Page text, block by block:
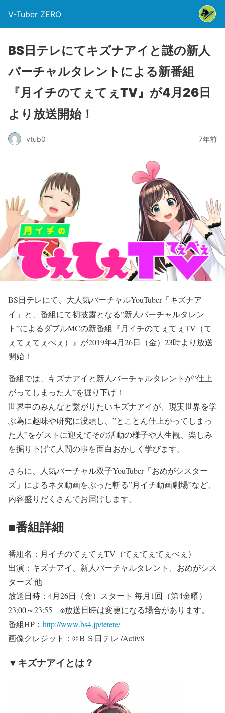
V-Tuber ZERO
BS日テレにてキズナアイと謎の新人
バーチャルタレントによる新番組
『月イチのてぇてぇTV』が4月26日
より放送開始！
vtub0 7年前
BS日テレにて、大人気バーチャルYouTuber「キズナア
イ」と、番組にて初披露となる”新人バーチャルタレン
ト”によるダブルMCの新番組『月イチのてぇてぇTV（て
ぇてぇてぇべぇ）』が2019年4月26日（金）23時より放送
開始！
番組では、キズナアイと新人バーチャルタレントが”仕上
がってしまった人”を掘り下げ！
世界中のみんなと繋がりたいキズナアイが、現実世界を学
ぶ為に趣味や研究に没頭し、”とことん仕上がってしまっ
た人”をゲストに迎えてその活動の様子や人生観、楽しみ
を掘り下げて人間の事を面白おかしく学びます。
さらに、人気バーチャル双子YouTuber「おめがシスター
ズ」によるネタ動画をぶった斬る”月イチ動画劇場”など、
内容盛りだくさんでお届けします。
■番組詳細
番組名：月イチのてぇてぇTV（てぇてぇてぇべぇ）
出演：キズナアイ、新人バーチャルタレント、おめがシス
ターズ 他
放送日時：4月26日（金）スタート 毎月1回（第4金曜）
23:00～23:55 ※放送日時は変更になる場合があります。
番組HP： http://www.bs4.jp/tetete/
画像クレジット：©ＢＳ日テレ /Activ8
▼キズナアイとは？